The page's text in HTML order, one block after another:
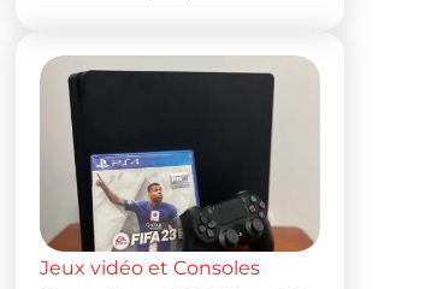
Jeux vidéo et Consoles